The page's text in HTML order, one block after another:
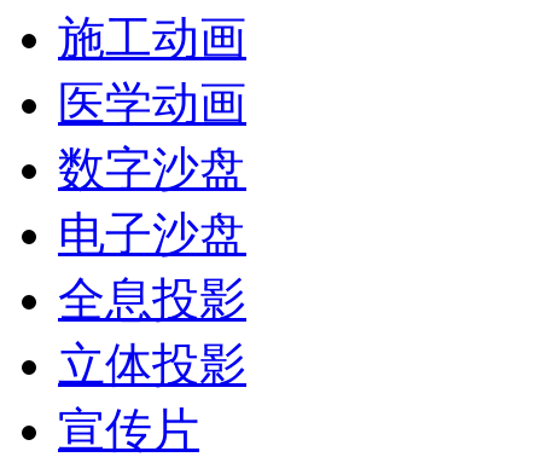
施工动画
医学动画
数字沙盘
电子沙盘
全息投影
立体投影
宣传片